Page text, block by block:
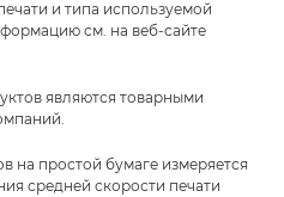
и типа используемой
см. на веб-сайте
являются товарными
на простой бумаге измеряется
средней скорости печати